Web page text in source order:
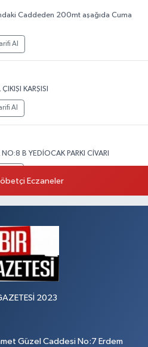
Caddeden 200mt aşağıda Cuma
Al
KARŞISI
Al
B YEDİOCAK PARKI CİVARI
Eczaneler
2023
Güzel Caddesi No:7 Erdem